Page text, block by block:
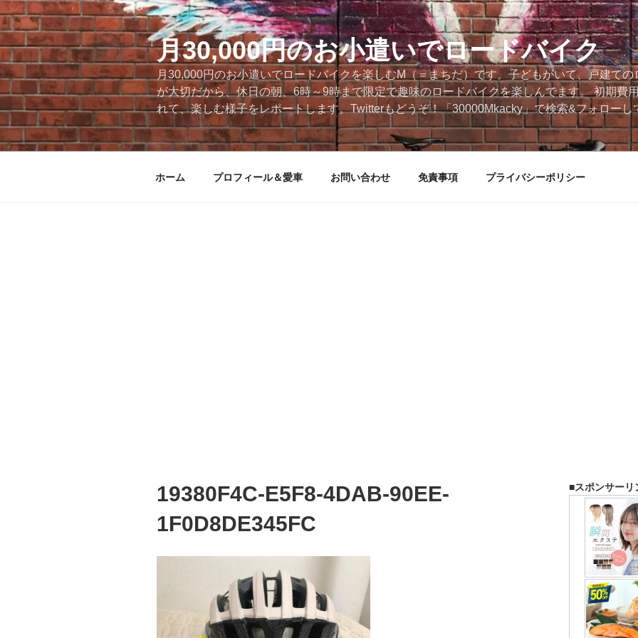
ン
テ
ン
ツ
へ
ス
キ
ッ
月30,000円のお小遣いでロードバイク
月30,000円のお小遣いでロードバイクを楽しむM（＝まちだ）です。子どもがいて、戸建て
が大切だから、休日の朝、6時～9時まで限定で趣味のロードバイクを楽しんでます。 初期費
れて、楽しむ様子をレポートします。Twitterもどうぞ！「30000Mkacky」で検索&フォローし
ホーム プロフィール＆愛車 お問い合わせ 免責事項 プライバシーポリシー
19380F4C-E5F8-4DAB-90EE-
1F0D8DE345FC
■スポンサーリ